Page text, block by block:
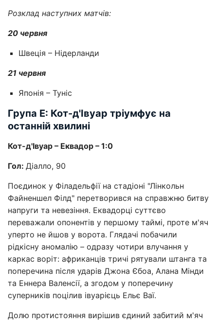
Розклад наступних матчів:
20 червня
Швеція – Нідерланди
21 червня
Японія – Туніс
Група Е: Кот-д'Івуар тріумфує на
останній хвилині
Кот-д'Івуар – Еквадор – 1:0
Гол: Діалло, 90
Поєдинок у Філадельфії на стадіоні "Лінкольн
Файненшел Філд" перетворився на справжню битву
напруги та невезіння. Еквадорці суттєво
переважали опонентів у першому таймі, проте м'яч
уперто не йшов у ворота. Глядачі побачили
рідкісну аномалію – одразу чотири влучання у
каркас воріт: африканців тричі рятували штанга та
поперечина після ударів Джона Єбоа, Алана Мінди
та Еннера Валенсії, а згодом у поперечину
суперників поцілив івуарієць Ельє Ваї.
Долю протистояння вирішив єдиний забитий м'яч